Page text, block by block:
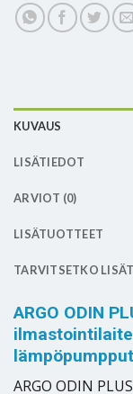
KUVAUS
LISÄTIEDOT
ARVIOT (0)
LISÄTUOTTEET
TARVITSETKO
ARGO ODIN
ARGO ODIN